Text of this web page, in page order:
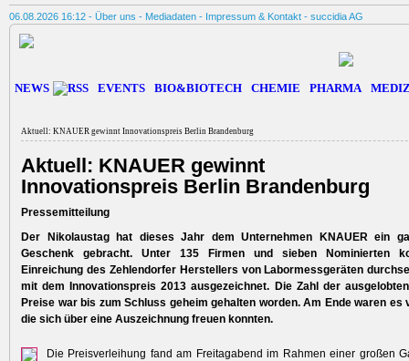
06.08.2026 16:12 - Über uns - Mediadaten - Impressum & Kontakt - succidia AG
NEWS EVENTS BIO&BIOTECH CHEMIE PHARMA
Aktuell: KNAUER gewinnt Innovationspreis Berlin Brandenburg
Aktuell: KNAUER gewinnt
Innovationspreis Berlin Brandenburg
Pressemitteilung
Der Nikolaustag hat dieses Jahr dem Unternehmen KNAUER ein
Geschenk gebracht. Unter 135 Firmen und sieben Nominierten
Einreichung des Zehlendorfer Herstellers von Labormessgeräten
mit dem Innovationspreis 2013 ausgezeichnet. Die Zahl der
Preise war bis zum Schluss geheim gehalten worden. Am Ende waren es
die sich über eine Auszeichnung freuen konnten.
Die Preisverleihung fand am Freitagabend im Rahmen einer großen